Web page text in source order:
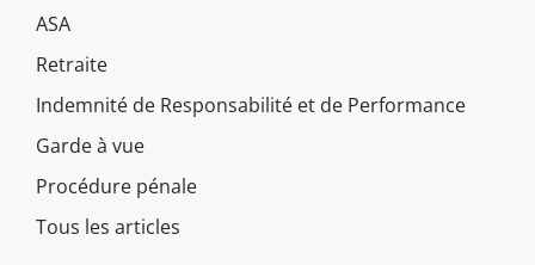
ASA
Retraite
Indemnité de Responsabilité et de Performance
Garde à vue
Procédure pénale
Tous les articles